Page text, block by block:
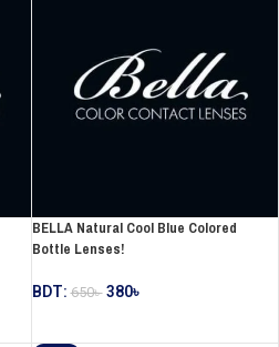
BELLA Natural Cool Blue Colored
Bottle Lenses!
BDT:650৳ 380৳